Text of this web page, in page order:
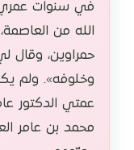
في سنوات
الله من
حمراوين، وقال
وخلوفه». ولم
عمتي الدكتور
محمد بن عامر